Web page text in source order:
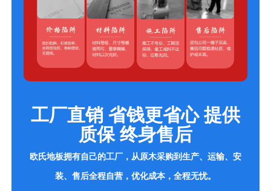
工厂直销 省钱更省心 提供
质保 终身售后
欧氏地板拥有自己的工厂，从原木采购到生产、运输、安
装、售后全程自营，优化成本，全程无忧。